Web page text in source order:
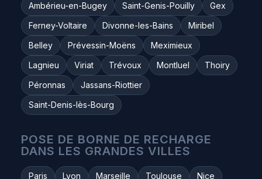
Ambérieu-en-Bugey
Saint-Genis-Pouilly
Gex
Ferney-Voltaire
Divonne-les-Bains
Miribel
Belley
Prévessin-Moëns
Meximieux
Lagnieu
Viriat Trévoux Montluel
Thoiry
Péronnas
Jassans-Riottier
Saint-Denis-lès-Bourg
POSE DE BORNE DE RECHARGE
DANS LES GRANDES VILLES
Paris Lyon Marseille Toulouse
Nice